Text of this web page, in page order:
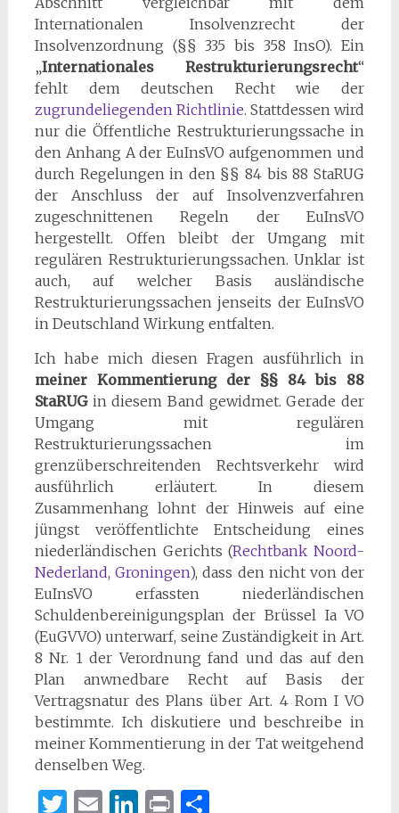
Internationalen Insolvenzrecht der
Insolvenzordnung (§§ 335 bis 358 InsO). Ein
„Internationales Restrukturierungsrecht“
fehlt dem deutschen Recht wie der
zugrundeliegenden Richtlinie. Stattdessen wird
nur die Öffentliche Restrukturierungssache in
den Anhang A der EuInsVO aufgenommen und
durch Regelungen in den §§ 84 bis 88 StaRUG
der Anschluss der auf Insolvenzverfahren
zugeschnittenen Regeln der EuInsVO
hergestellt. Offen bleibt der Umgang mit
regulären Restrukturierungssachen. Unklar ist
auch, auf welcher Basis ausländische
Restrukturierungssachen jenseits der EuInsVO
in Deutschland Wirkung entfalten.
Ich habe mich diesen Fragen ausführlich in
meiner Kommentierung der §§ 84 bis 88
StaRUGin diesem Band gewidmet. Gerade der
Umgang mit regulären
Restrukturierungssachen im
grenzüberschreitenden Rechtsverkehr wird
ausführlich erläutert. In diesem
Zusammenhang lohnt der Hinweis auf eine
jüngst veröffentlichte Entscheidung eines
niederländischen Gerichts (Rechtbank Noord-
Nederland, Groningen), dass den nicht von der
EuInsVO erfassten niederländischen
Schuldenbereinigungsplan der Brüssel Ia VO
(EuGVVO) unterwarf, seine Zuständigkeit in Art.
8 Nr. 1 der Verordnung fand und das auf den
Plan anwnedbare Recht auf Basis der
Vertragsnatur des Plans über Art. 4 Rom I VO
bestimmte. Ich diskutiere und beschreibe in
meiner Kommentierung in der Tat weitgehend
denselben Weg.
Twitter
Email
LinkedIn
PrintTeilen